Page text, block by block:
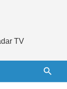
TV